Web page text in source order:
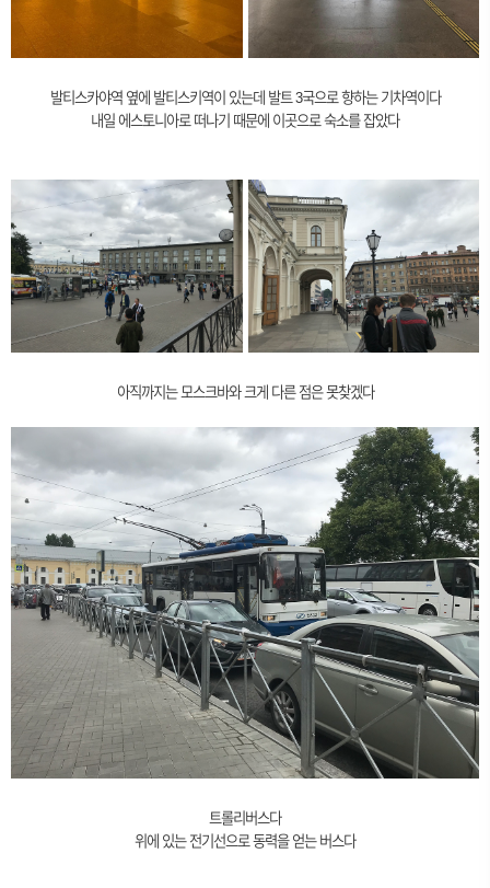
발티스카야역 옆에 발티스키역이 있는데 발트 3국으로 향하는 기차역이다
내일 에스토니아로 떠나기 때문에 이곳으로 숙소를 잡았다
아직까지는 모스크바와 크게 다른 점은 못찾겠다
트롤리버스다
위에 있는 전기선으로 동력을 얻는 버스다